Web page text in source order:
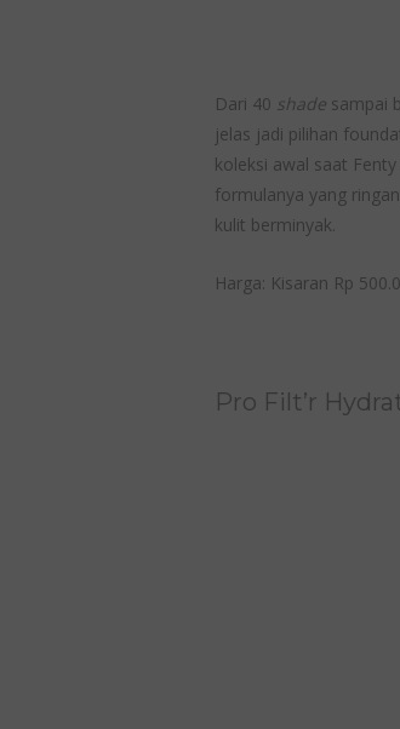
Dari 40 shade sampai
jelas jadi pilihan
koleksi awal saat
formulanya yang
kulit berminyak.
Harga: Kisaran Rp
Pro Filt’r